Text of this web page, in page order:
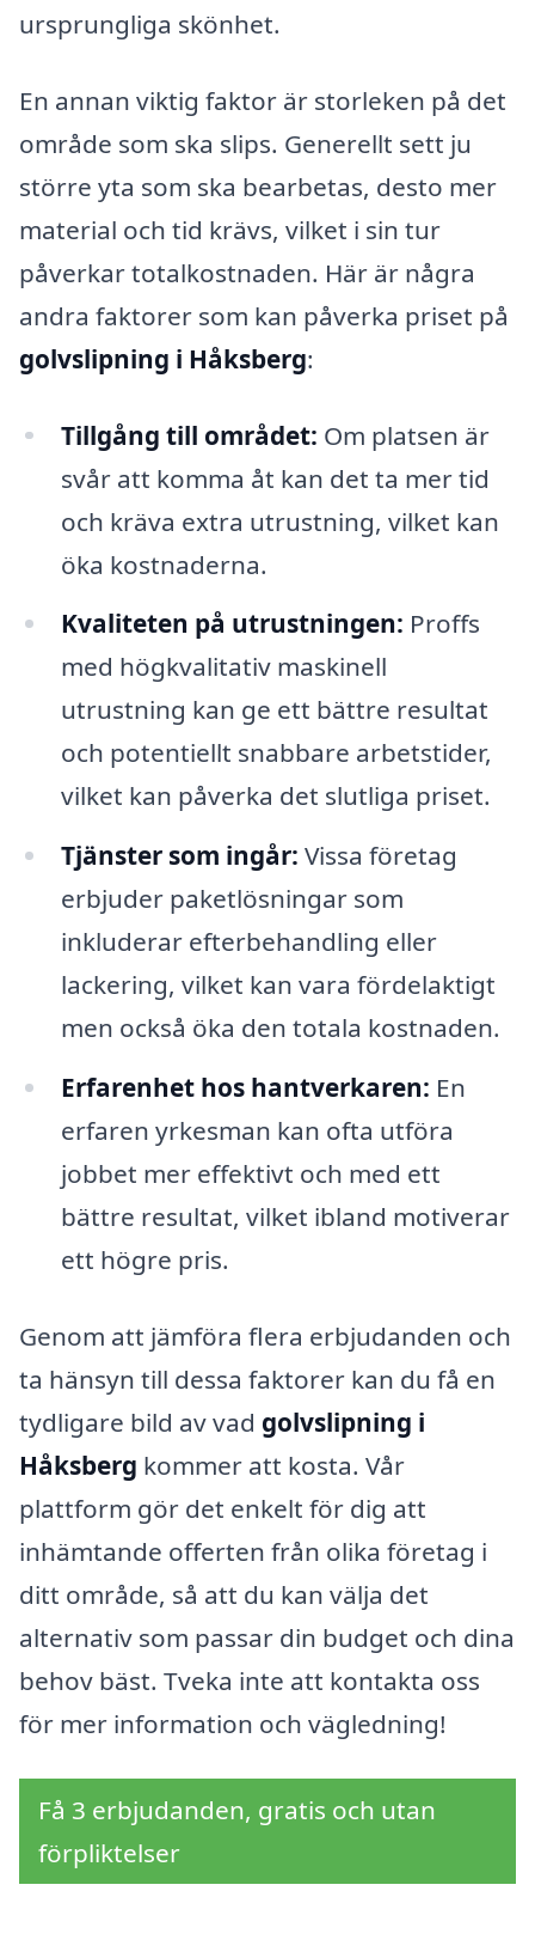
ursprungliga skönhet.
En annan viktig faktor är storleken på det
område som ska slips. Generellt sett ju
större yta som ska bearbetas, desto mer
material och tid krävs, vilket i sin tur
påverkar totalkostnaden. Här är några
andra faktorer som kan påverka priset på
golvslipning i Håksberg:
Tillgång till området: Om platsen är
svår att komma åt kan det ta mer tid
och kräva extra utrustning, vilket kan
öka kostnaderna.
Kvaliteten på utrustningen: Proffs
med högkvalitativ maskinell
utrustning kan ge ett bättre resultat
och potentiellt snabbare arbetstider,
vilket kan påverka det slutliga priset.
Tjänster som ingår: Vissa företag
erbjuder paketlösningar som
inkluderar efterbehandling eller
lackering, vilket kan vara fördelaktigt
men också öka den totala kostnaden.
Erfarenhet hos hantverkaren: En
erfaren yrkesman kan ofta utföra
jobbet mer effektivt och med ett
bättre resultat, vilket ibland motiverar
ett högre pris.
Genom att jämföra flera erbjudanden och
ta hänsyn till dessa faktorer kan du få en
tydligare bild av vad golvslipning i
Håksberg kommer att kosta. Vår
plattform gör det enkelt för dig att
inhämtande offerten från olika företag i
ditt område, så att du kan välja det
alternativ som passar din budget och dina
behov bäst. Tveka inte att kontakta oss
för mer information och vägledning!
Få 3 erbjudanden, gratis och utan
förpliktelser